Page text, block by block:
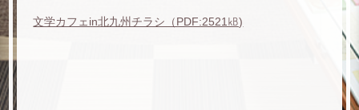
文学カフェin北九州チラシ（PDF:2521㎅)